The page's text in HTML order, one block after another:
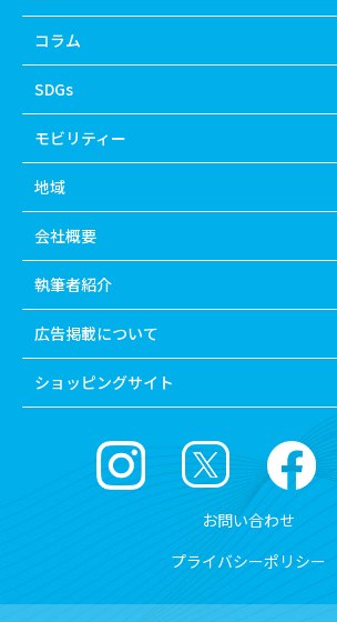
コラム
SDGs
モビリティー
地域
会社概要
執筆者紹介
広告掲載について
ショッピングサイト
お問い合わせ
プライバシーポリシー